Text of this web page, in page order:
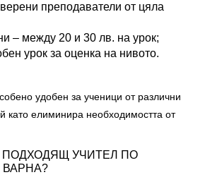
преподаватели от цяла
– между 20 и 30 лв. на урок;
урок за оценка на нивото.
удобен за ученици от различни
като елиминира необходимостта от
ПОДХОДЯЩ УЧИТЕЛ ПО
ВАРНА?